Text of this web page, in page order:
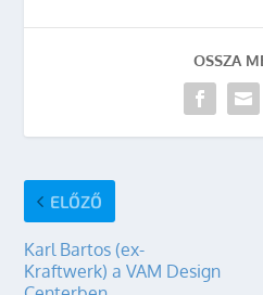
OSSZA
ELŐZŐ
Karl Bartos (ex-
Kraftwerk) a VAM Design